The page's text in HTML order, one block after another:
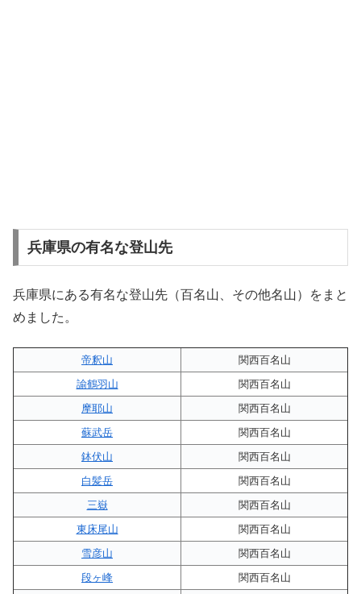
兵庫県の有名な登山先
兵庫県にある有名な登山先（百名山、その他名山）をまと
めました。
帝釈山
関西百名山
諭鶴羽山
関西百名山
摩耶山
関西百名山
蘇武岳
関西百名山
鉢伏山
関西百名山
白髪岳
関西百名山
三嶽
関西百名山
東床尾山
関西百名山
雪彦山
関西百名山
段ヶ峰
関西百名山